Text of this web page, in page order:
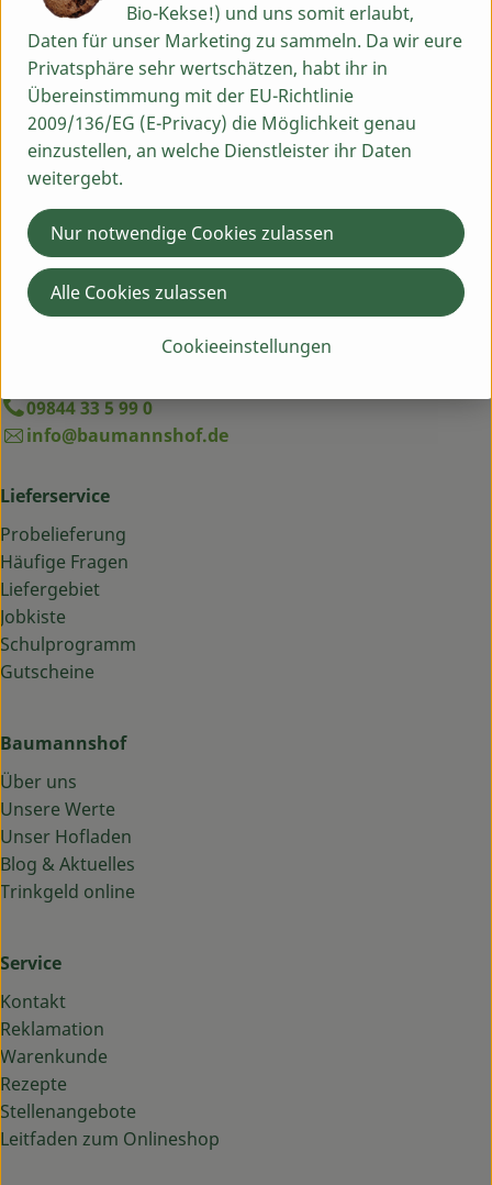
Das Heimathelden-Event findet statt am Samstag, 22.
November, um 18 Uhr im Gasthaus Goldener Löwe in
Diespeck. Karten kosten 68 € pro Person, Tafelwasser
inklusive. Tischreservierung unter
www.dickekatzekocht.de
23.10.2025
Du hast eine Frage? Wir helfen dir gern:
Egenhausen 54
91619 Obernzenn
Montag bis Freitag: 9 bis 13 Uhr
09844 33 5 99 0
info@baumannshof.de
Lieferservice
Probelieferung
Häufige Fragen
Liefergebiet
Jobkiste
Schulprogramm
Gutscheine
Baumannshof
Über uns
Unsere Werte
Unser Hofladen
Blog & Aktuelles
Trinkgeld online
Service
Kontakt
Reklamation
Warenkunde
Rezepte
Stellenangebote
Leitfaden zum Onlineshop
Bio-Kekse!) und uns somit erlaubt,
Daten für unser Marketing zu sammeln. Da wir eure
Privatsphäre sehr wertschätzen, habt ihr in
Übereinstimmung mit der EU-Richtlinie
2009/136/EG (E-Privacy) die Möglichkeit genau
einzustellen, an welche Dienstleister ihr Daten
weitergebt.
Cookieeinstellungen
Nur notwendige Cookies zulassen
Alle Cookies zulassen